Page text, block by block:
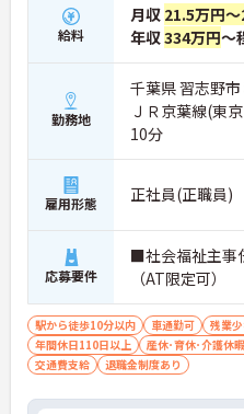
給料
月収 21.5万円
年収334万円～
勤務地
千葉県 習志野
ＪＲ京葉線(東
10分
雇用形態 正社員(正職員)
応募要件
■社会福祉主事
（AT限定可）
駅から徒歩10分以内 車通勤可 残業
年間休日110日以上
産休･育休･介護休
交通費支給
退職金制度あり